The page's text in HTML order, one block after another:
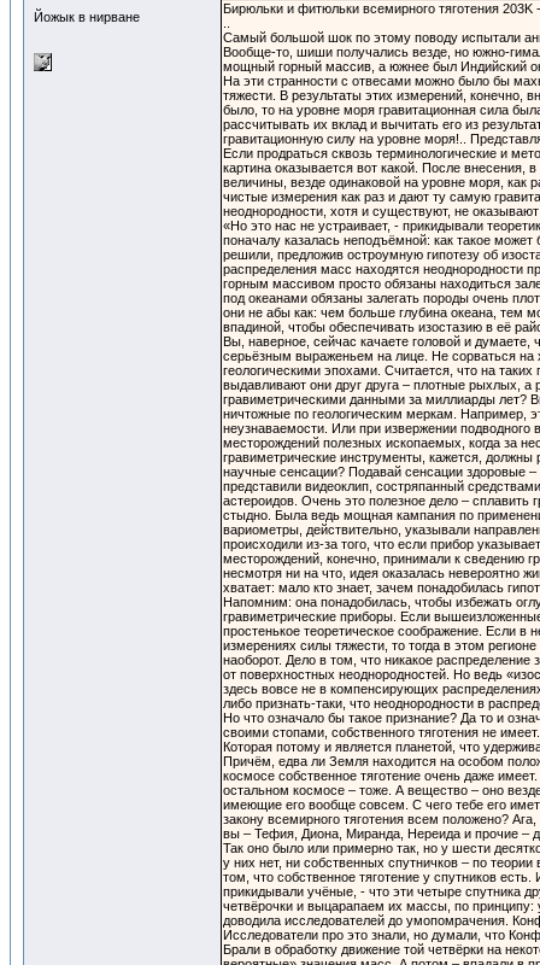
Йожык в нирване
Бирюльки и фитюльки всемирного тяготения
Самый большой шок по этому поводу испытали
Вообще-то, шиши получались везде, но южно-
мощный горный массив, а южнее был Индийский
На эти странности с отвесами можно было бы
тяжести. В результаты этих измерений, конечно,
было, то на уровне моря гравитационная сила
рассчитывать их вклад и вычитать его из
гравитационную силу на уровне моря!..
Если продраться сквозь терминологические и
картина оказывается вот какой. После внесения,
величины, везде одинаковой на уровне моря, как
чистые измерения как раз и дают ту самую
неоднородности, хотя и существуют, не
«Но это нас не устраивает, - прикидывали
поначалу казалась неподъёмной: как такое
решили, предложив остроумную гипотезу об
распределения масс находятся неоднородности
горным массивом просто обязаны находиться
под океанами обязаны залегать породы очень
они не абы как: чем больше глубина океана, тем
впадиной, чтобы обеспечивать изостазию в её
Вы, наверное, сейчас качаете головой и
серьёзным выраженьем на лице. Не сорваться на
геологическими эпохами. Считается, что на
выдавливают они друг друга – плотные рыхлых,
гравиметрическими данными за миллиарды лет?
ничтожные по геологическим меркам. Например,
неузнаваемости. Или при извержении подводного
месторождений полезных ископаемых, когда за
гравиметрические инструменты, кажется,
научные сенсации? Подавай сенсации здоровые –
представили видеоклип, состряпанный
астероидов. Очень это полезное дело –
стыдно. Была ведь мощная кампания по
вариометры, действительно, указывали
происходили из-за того, что если прибор
месторождений, конечно, принимали к сведению
несмотря ни на что, идея оказалась невероятно
хватает: мало кто знает, зачем понадобилась
Напомним: она понадобилась, чтобы избежать
гравиметрические приборы. Если
простенькое теоретическое соображение. Если
измерениях силы тяжести, то тогда в этом
наоборот. Дело в том, что никакое
от поверхностных неоднородностей. Но ведь
здесь вовсе не в компенсирующих
либо признать-таки, что неоднородности в
Но что означало бы такое признание? Да то и
своими стопами, собственного тяготения не
Которая потому и является планетой, что
Причём, едва ли Земля находится на особом
космосе собственное тяготение очень даже
остальном космосе – тоже. А вещество – оно
имеющие его вообще совсем. С чего тебе его
закону всемирного тяготения всем положено?
вы – Тефия, Диона, Миранда, Нереида и прочие –
Так оно было или примерно так, но у шести
у них нет, ни собственных спутничков – по
том, что собственное тяготение у спутников
прикидывали учёные, - что эти четыре спутника
четвёрочки и выцарапаем их массы, по принципу:
доводила исследователей до умопомрачения.
Исследователи про это знали, но думали, что
Брали в обработку движение той четвёрки на